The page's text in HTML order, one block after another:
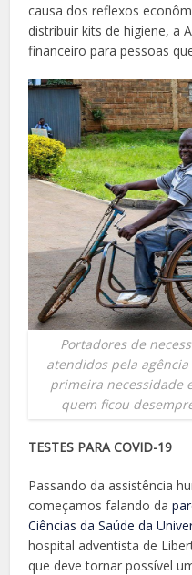
causa dos reflexos
distribuir kits de higiene, a
financeiro para pessoas
Portadores de
atendidos pela
primeira necessidade
quem ficou
TESTES PARA COVID-19
Passando da assistência
começamos falando da
Ciências da Saúde da
hospital adventista de
que deve tornar possível